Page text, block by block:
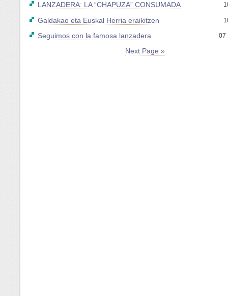
LANZADERA: LA “CHAPUZA” CONSUMADA
Galdakao eta Euskal Herria eraikitzen
07
Seguimos con la famosa lanzadera
Next Page »